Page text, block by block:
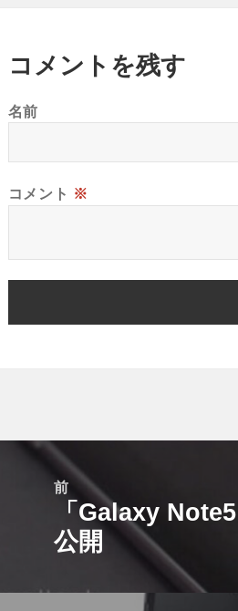
コメントを残す
名前
コメント ※
前
前
の
稿:
「Galaxy
公開